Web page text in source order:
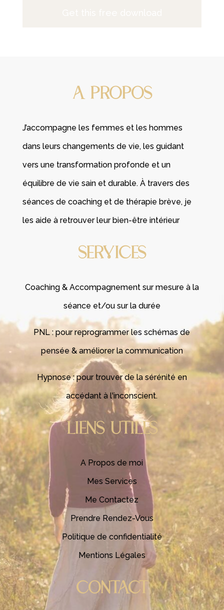
A PROPOS
J’accompagne les femmes et les hommes
dans leurs changements de vie, les guidant
vers une transformation profonde et un
équilibre de vie sain et durable. À travers des
séances de coaching et de thérapie brève, je
les aide à retrouver leur bien-être intérieur
SERVICES
Coaching & Accompagnement sur mesure à la
séance et/ou sur la durée
PNL : pour reprogrammer les schémas de
pensée & améliorer la communication
Hypnose : pour trouver de la sérénité en
accédant à l'inconscient.
LIENS UTILES
A Propos de moi
Mes Services
Me Contactez
Prendre Rendez-Vous
Politique de confidentialité
Mentions Légales
CONTACT